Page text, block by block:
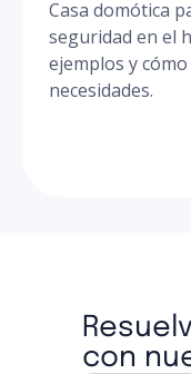
Casa domótica
seguridad en el
ejemplos y
necesidades.
con